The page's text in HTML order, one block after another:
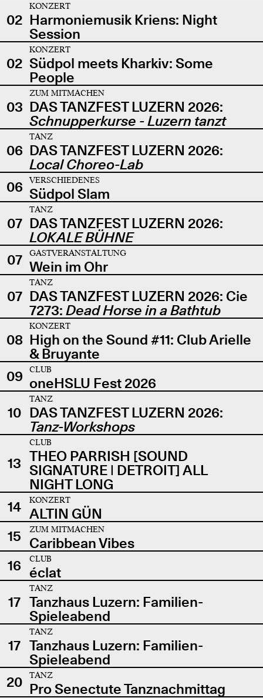
02
KONZERT
Harmoniemusik Kriens: Night
Session
02
KONZERT
Südpol meets Kharkiv: Some
People
03
ZUM MITMACHEN
DAS TANZFEST LUZERN 2026:
Schnupperkurse - Luzern tanzt
06
TANZ
DAS TANZFEST LUZERN 2026:
Local Choreo-Lab
06
VERSCHIEDENES
Südpol Slam
07
TANZ
DAS TANZFEST LUZERN 2026:
LOKALE BÜHNE
07
GASTVERANSTALTUNG
Wein im Ohr
07
TANZ
DAS TANZFEST LUZERN 2026: Cie
7273: Dead Horse in a Bathtub
08
KONZERT
High on the Sound #11: Club Arielle
& Bruyante
09
CLUB
oneHSLU Fest 2026
10
TANZ
DAS TANZFEST LUZERN 2026:
Tanz-Workshops
13
CLUB
THEO PARRISH [SOUND
SIGNATURE | DETROIT] ALL
NIGHT LONG
14
KONZERT
ALTIN GÜN
15
ZUM MITMACHEN
Caribbean Vibes
16
CLUB
éclat
17
TANZ
Tanzhaus Luzern: Familien-
Spieleabend
17
TANZ
Tanzhaus Luzern: Familien-
Spieleabend
20
TANZ
Pro Senectute Tanznachmittag